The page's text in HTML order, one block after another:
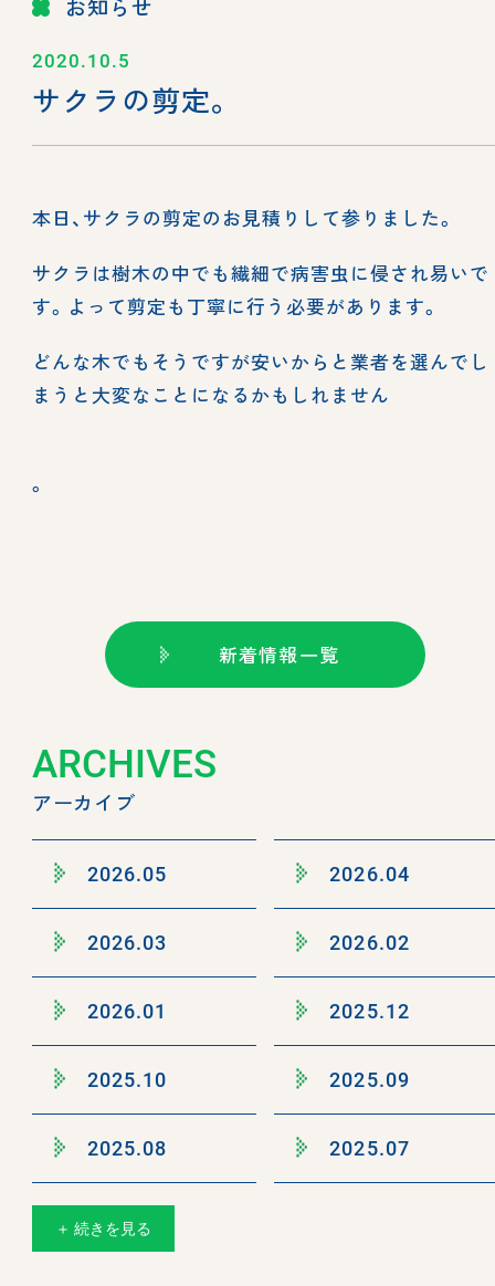
お知らせ
2020.10.5
サクラの剪定。
本日、サクラの剪定のお見積りして参りました。
サクラは樹木の中でも繊細で病害虫に侵され易いで
す。よって剪定も丁寧に行う必要があります。
どんな木でもそうですが安いからと業者を選んでし
まうと大変なことになるかもしれません
。
新着情報一覧
ARCHIVES
アーカイブ
2026.05 2026.04
2026.03 2026.02
2026.01 2025.12
2025.10 2025.09
2025.08 2025.07
＋ 続きを見る